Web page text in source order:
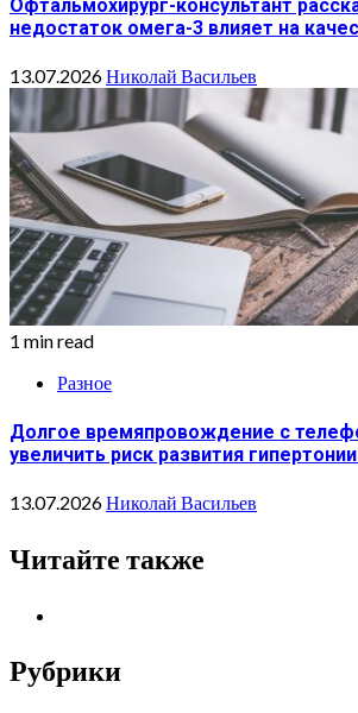
Офтальмохирург-консультант
недостаток омега-3 влияет на
13.07.2026Николай Васильев
1 min read
Разное
Долгое времяпровождение с
увеличить риск развития
13.07.2026Николай Васильев
Читайте также
Рубрики